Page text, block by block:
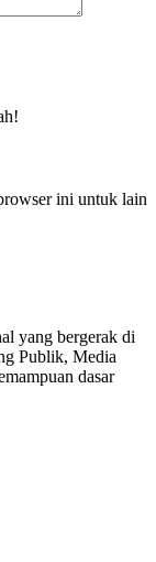
ini untuk lain
yang bergerak di
Publik, Media
dasar